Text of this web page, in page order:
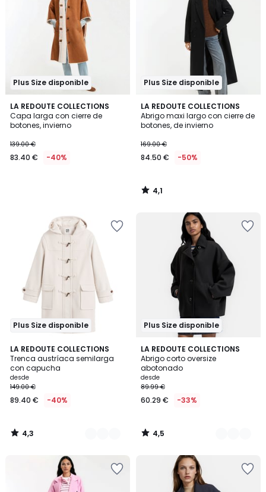
Plus Size disponible
LA REDOUTE COLLECTIONS
Capa larga con cierre de
botones, invierno
139.00 €
83.40 € -40%
Plus Size disponible
LA REDOUTE COLLECTIONS
Abrigo maxi largo con cierre de
botones, de invierno
169.00 €
84.50 € -50%
4,1
/ 5
4,1
/
Plus Size disponible
LA REDOUTE COLLECTIONS
Trenca austríaca semilarga
con capucha
desde
149.00 €
89.40 € -40%
4,3
/ 5
2
Colores
4,3
/
Plus Size disponible
LA REDOUTE COLLECTIONS
Abrigo corto oversize
abotonado
desde
89.99 €
60.29 € -33%
4,5
/ 5
2
Colores
4,5
/